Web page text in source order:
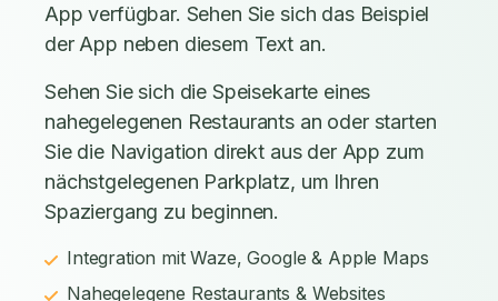
App verfügbar. Sehen Sie sich das Beispiel
der App neben diesem Text an.
Sehen Sie sich die Speisekarte eines
nahegelegenen Restaurants an oder starten
Sie die Navigation direkt aus der App zum
nächstgelegenen Parkplatz, um Ihren
Spaziergang zu beginnen.
Integration mit Waze, Google & Apple Maps
Nahegelegene Restaurants & Websites